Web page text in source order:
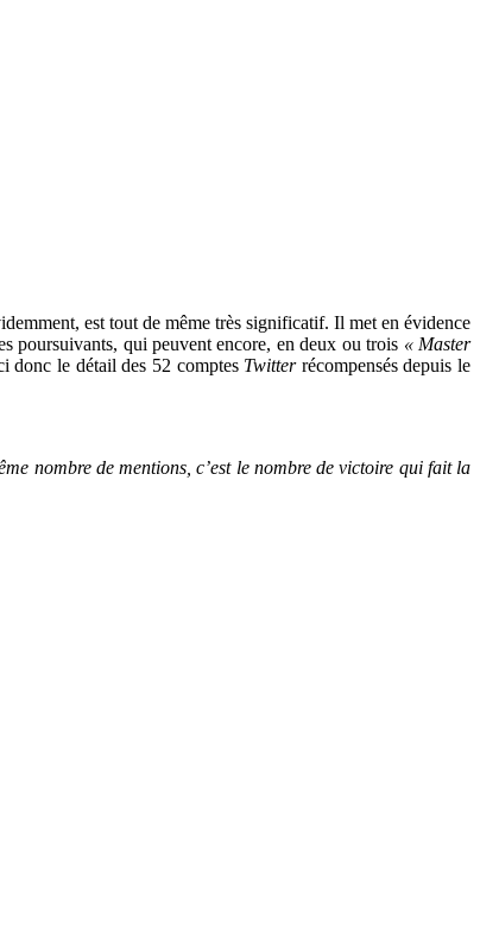
est tout de même très significatif. Il met en évidence
poursuivants, qui peuvent encore, en deux ou trois « Master
donc le détail des 52 comptes Twitterrécompensés depuis le
nombre de mentions, c’est le nombre de victoire qui fait la